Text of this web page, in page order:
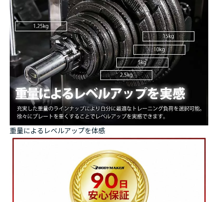
重量によるレベルアップを体感